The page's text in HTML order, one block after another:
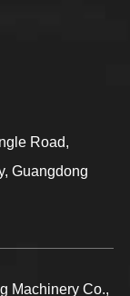
Road,
Guangdong
Machinery Co.,